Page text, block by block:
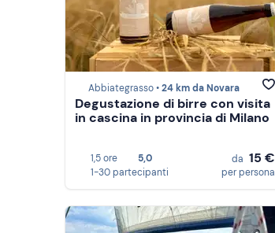
Abbiategrasso •24 km da Novara
Degustazione di birre con visita
in cascina in provincia di Milano
1,5 ore
5,0
1-30 partecipanti
da 15 €
per persona